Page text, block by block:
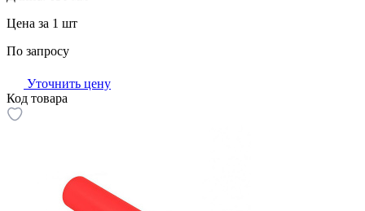
Цена за 1 шт
По запросу
Уточнить цену
Код товара